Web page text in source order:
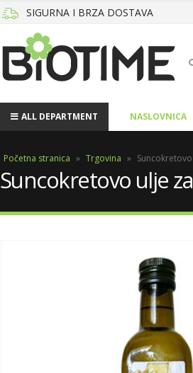
SIGURNA I BRZA DOSTAVA
ALL DEPARTMENT NASLOVNICA
Početna stranica » Trgovina »
Suncokretovo ulje